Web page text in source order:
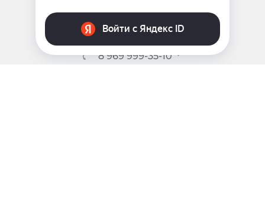
ЗАДАТЬ ВОПРОС
8 969 999-35-10